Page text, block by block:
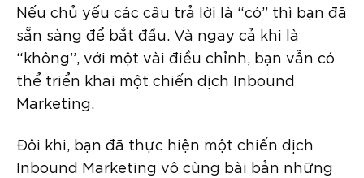
Nếu chủ yếu các câu trả lời là “có” thì bạn đã
sẵn sàng để bắt đầu. Và ngay cả khi là
“không”, với một vài điều chỉnh, bạn vẫn có
thể triển khai một chiến dịch Inbound
Marketing.
Đôi khi, bạn đã thực hiện một chiến dịch
Inbound Marketing vô cùng bài bản những